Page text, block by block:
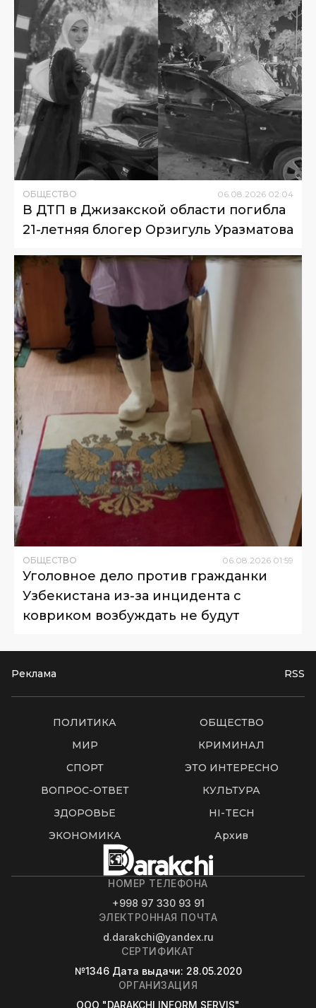
ОБЩЕСТВО 06.08.2026 02:04
В ДТП в Джизакской области погибла
21-летняя блогер Орзигуль Уразматова
ОБЩЕСТВО 06.08.2026 01:59
Уголовное дело против гражданки
Узбекистана из-за инцидента с
ковриком возбуждать не будут
Реклама RSS
ПОЛИТИКА
ОБЩЕСТВО
МИР
КРИМИНАЛ
СПОРТ
ЭТО ИНТЕРЕСНО
ВОПРОС-ОТВЕТ
КУЛЬТУРА
ЗДОРОВЬЕ
HI-TECH
ЭКОНОМИКА
Архив
НОМЕР ТЕЛЕФОНА
+998 97 330 93 91
ЭЛЕКТРОННАЯ ПОЧТА
d.darakchi@yandex.ru
СЕРТИФИКАТ
№1346 Дата выдачи: 28.05.2020
ОРГАНИЗАЦИЯ
OOO "DARAKCHI INFORM SERVIS"